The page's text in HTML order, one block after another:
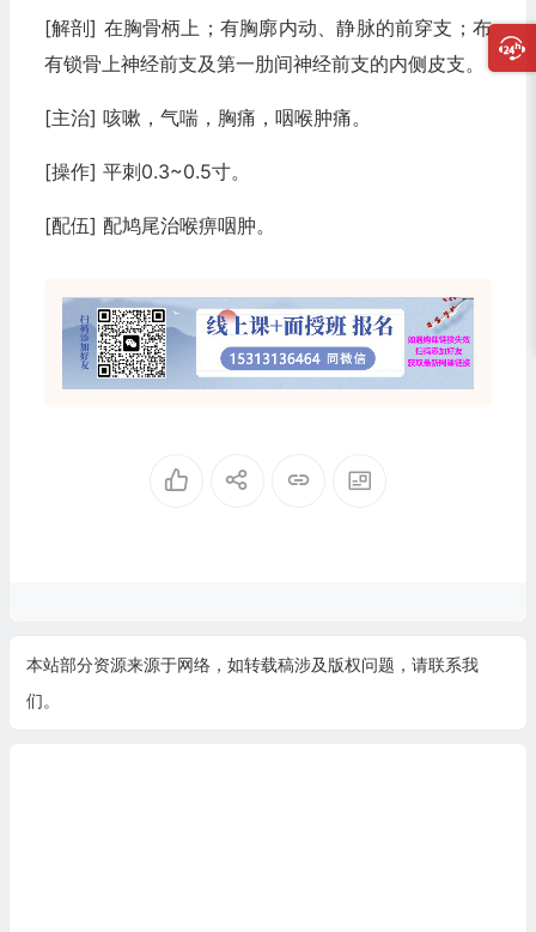
[解剖] 在胸骨柄上；有胸廓内动、静脉的前穿支；布
有锁骨上神经前支及第一肋间神经前支的内侧皮支。
[主治] 咳嗽，气喘，胸痛，咽喉肿痛。
[操作] 平刺0.3~0.5寸。
[配伍] 配鸠尾治喉痹咽肿。
本站部分资源来源于网络，如转载稿涉及版权问题，请联系我
们。